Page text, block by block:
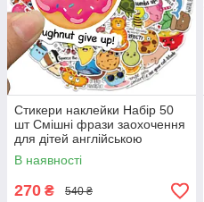
Стикери наклейки Набір 50
шт Смішні фрази заохочення
для дітей англійською
мотиваційя на телефон
закладки наліпки eng
В наявності
270 ₴ 540 ₴